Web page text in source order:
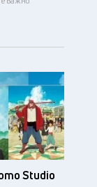
Studio